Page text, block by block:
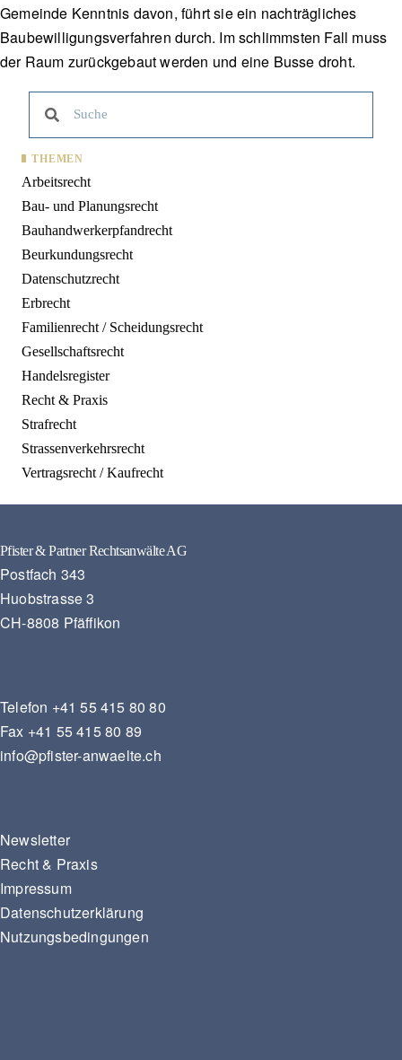
Gemeinde Kenntnis davon, führt sie ein nachträgliches
Baubewilligungsverfahren durch. Im schlimmsten Fall muss
der Raum zurückgebaut werden und eine Busse droht.
THEMEN
Arbeitsrecht
Bau- und Planungsrecht
Bauhandwerkerpfandrecht
Beurkundungsrecht
Datenschutzrecht
Erbrecht
Familienrecht / Scheidungsrecht
Gesellschaftsrecht
Handelsregister
Recht & Praxis
Strafrecht
Strassenverkehrsrecht
Vertragsrecht / Kaufrecht
Pfister & Partner Rechtsanwälte AG
Postfach 343
Huobstrasse 3
CH-8808 Pfäffikon
Telefon +41 55 415 80 80
Fax +41 55 415 80 89
info@pfister-anwaelte.ch
Newsletter
Recht & Praxis
Impressum
Datenschutzerklärung
Nutzungsbedingungen